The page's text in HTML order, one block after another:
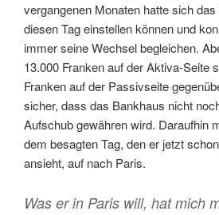
vergangenen Monaten hatte sich
diesen Tag einstellen können und
immer seine Wechsel begleichen.
13.000 Franken auf der Aktiva-Seite
Franken auf der Passivseite
sicher, dass das Bankhaus nicht
Aufschub gewähren wird. Daraufhin
dem besagten Tag, den er jetzt
ansieht, auf nach Paris.
Was er in Paris will, hat mich